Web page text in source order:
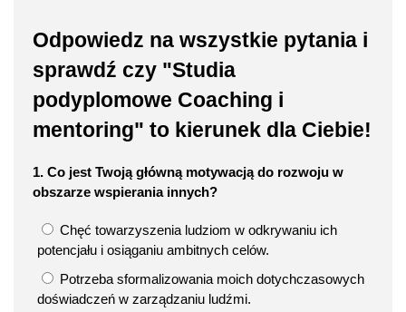
Odpowiedz na wszystkie pytania i
sprawdź czy "Studia
podyplomowe Coaching i
mentoring" to kierunek dla Ciebie!
1. Co jest Twoją główną motywacją do rozwoju w
obszarze wspierania innych?
Chęć towarzyszenia ludziom w odkrywaniu ich
potencjału i osiąganiu ambitnych celów.
Potrzeba sformalizowania moich dotychczasowych
doświadczeń w zarządzaniu ludźmi.